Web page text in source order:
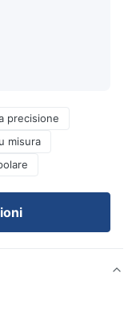
precisione
misura